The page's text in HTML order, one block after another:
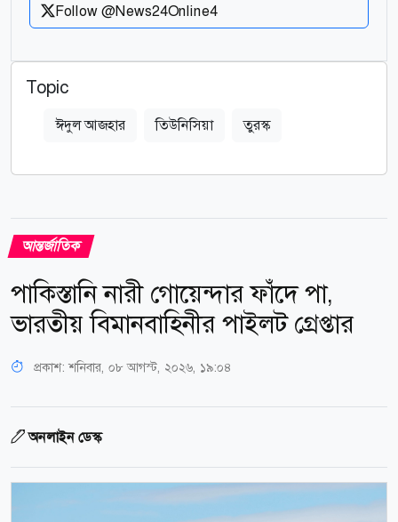
Follow @News24Online4
Topic
ঈদুল আজহার তিউনিসিয়া তুরস্ক
আন্তর্জাতিক
পাকিস্তানি নারী গোয়েন্দার ফাঁদে পা,
ভারতীয় বিমানবাহিনীর পাইলট গ্রেপ্তার
প্রকাশ:শনিবার, ০৮ আগস্ট, ২০২৬, ১৯:০৪
অনলাইন ডেস্ক